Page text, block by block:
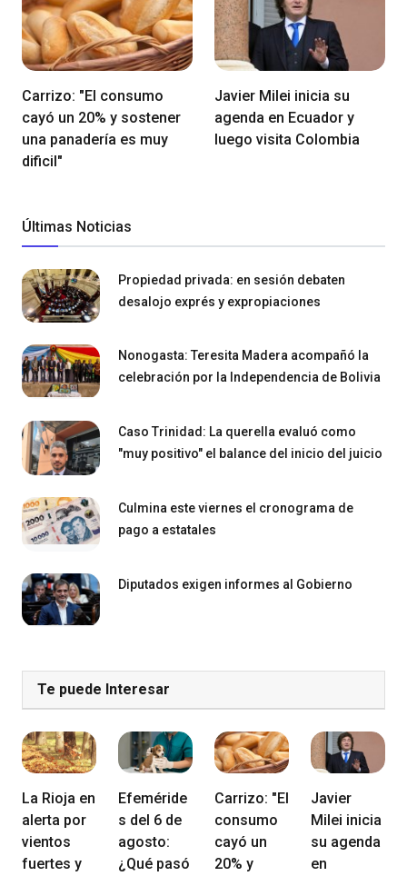
Carrizo: "El consumo
cayó un 20% y sostener
una panadería es muy
dificil"
Javier Milei inicia su
agenda en Ecuador y
luego visita Colombia
Últimas Noticias
Propiedad privada: en sesión debaten
desalojo exprés y expropiaciones
Nonogasta: Teresita Madera acompañó la
celebración por la Independencia de Bolivia
Caso Trinidad: La querella evaluó como
"muy positivo" el balance del inicio del juicio
Culmina este viernes el cronograma de
pago a estatales
Diputados exigen informes al Gobierno
Te puede Interesar
La Rioja en
alerta por
vientos
fuertes y
Efeméride
s del 6 de
agosto:
¿Qué pasó
Carrizo: "El
consumo
cayó un
20% y
Javier
Milei inicia
su agenda
en